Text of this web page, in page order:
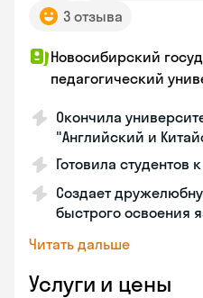
3 отзыва
Новосибирский
педагогический
Окончила
"Английский и
Готовила студентов
Создает
быстрого освоения
Читать дальше
Услуги и цены